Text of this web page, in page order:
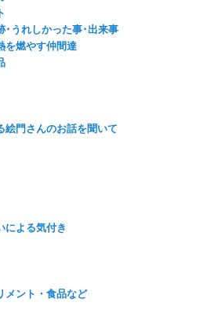
･うれしかった事･出来事
を燃やす仲間達
絵門さんのお話を聞いて
による気付き
メント・食品など